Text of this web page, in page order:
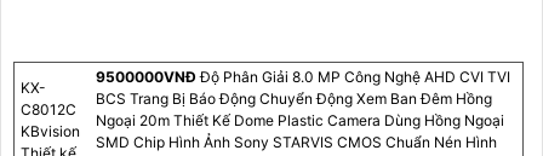
KX-
C8012C
KBvision
9500000VNÐ Độ Phân Giải 8.0 MP Công Nghệ AHD CVI TVI
BCS Trang Bị Báo Động Chuyển Động Xem Ban Đêm Hồng
Ngoại 20m Thiết Kế Dome Plastic Camera Dùng Hồng Ngoại
SMD Chip Hình Ảnh Sony STARVIS CMOS Chuẩn Nén Hình